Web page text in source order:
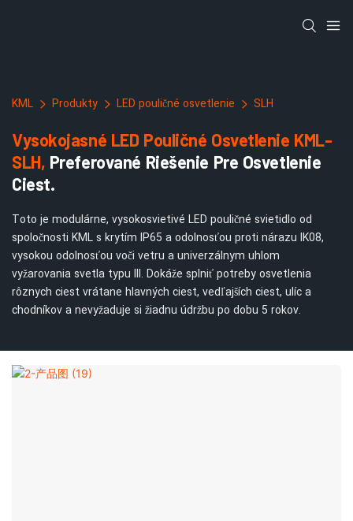
KML Produkty LED pouličné osvetlenie SLH
Vysokojasné LED Pouličné Osvetlenie KML-
SLH, Preferované Riešenie Pre Osvetlenie
Ciest.
Toto je modulárne, vysokosvietivé LED pouličné svietidlo od
spoločnosti KML s krytím IP65 a odolnosťou proti nárazu IK08,
vysokou odolnosťou voči vetru a univerzálnym uhlom
vyžarovania svetla typu III. Dokáže splniť potreby osvetlenia
rôznych ciest vrátane hlavných ciest, vedľajších ciest, ulíc a
chodníkov a nevyžaduje si žiadnu údržbu po dobu 5 rokov.